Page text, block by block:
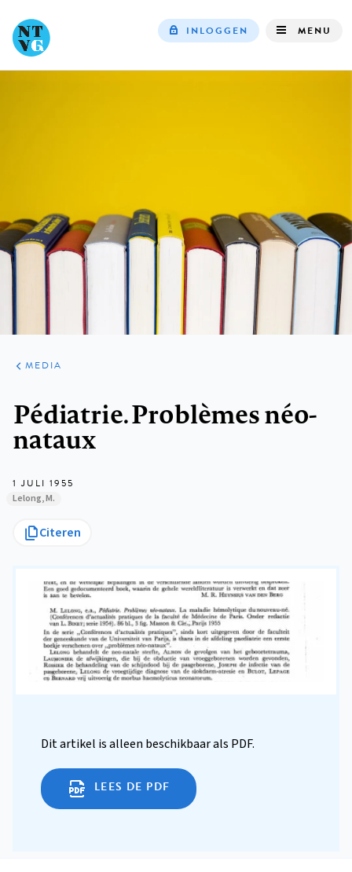
INLOGGEN MENU
ARTIKELEN
VARIA
MEDIA
Pédiatrie. Problèmes néo-
nataux
1 JULI 1955
Lelong, M.
Citeren
Dit artikel is alleen beschikbaar als PDF.
LEES DE PDF